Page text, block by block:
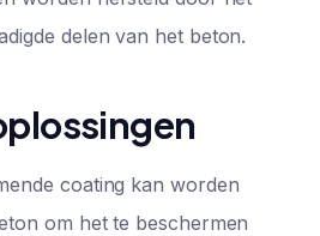
delen van het beton.
coating kan worden
om het te beschermen